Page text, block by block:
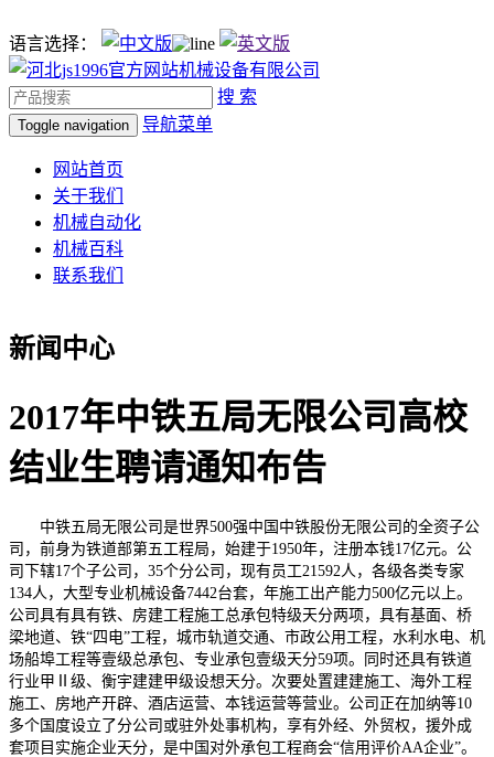
语言选择：
搜 索
Toggle navigation 导航菜单
网站首页
关于我们
机械自动化
机械百科
联系我们
新闻中心
2017年中铁五局无限公司高校
结业生聘请通知布告
中铁五局无限公司是世界500强中国中铁股份无限公司的全资子公
司，前身为铁道部第五工程局，始建于1950年，注册本钱17亿元。公
司下辖17个子公司，35个分公司，现有员工21592人，各级各类专家
134人，大型专业机械设备7442台套，年施工出产能力500亿元以上。
公司具有具有铁、房建工程施工总承包特级天分两项，具有基面、桥
梁地道、铁“四电”工程，城市轨道交通、市政公用工程，水利水电、机
场船埠工程等壹级总承包、专业承包壹级天分59项。同时还具有铁道
行业甲Ⅱ级、衡宇建建甲级设想天分。次要处置建建施工、海外工程
施工、房地产开辟、酒店运营、本钱运营等营业。公司正在加纳等10
多个国度设立了分公司或驻外处事机构，享有外经、外贸权，援外成
套项目实施企业天分，是中国对外承包工程商会“信用评价AA企业”。